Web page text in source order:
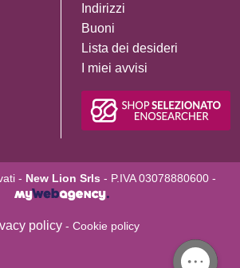
Indirizzi
Buoni
Lista dei desideri
I miei avvisi
- New Lion Srls - P.IVA 03078880600 -
policy - Cookie policy